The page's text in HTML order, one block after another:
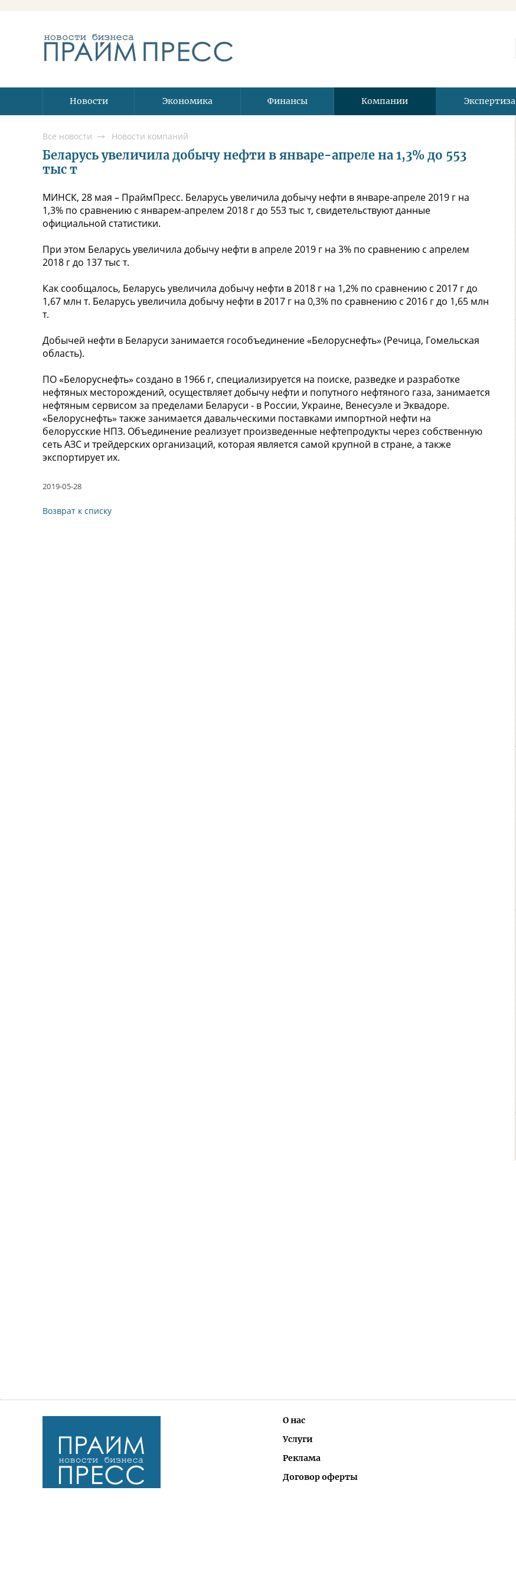
Новости Экономика Финансы Компании Экспертиза
Все новости Новости компаний
Беларусь увеличила добычу нефти в январе-апреле на 1,3% до 553
тыс т
МИНСК, 28 мая – ПраймПресс. Беларусь увеличила добычу нефти в январе-апреле 2019 г на
1,3% по сравнению с январем-апрелем 2018 г до 553 тыс т, свидетельствуют данные
официальной статистики.
При этом Беларусь увеличила добычу нефти в апреле 2019 г на 3% по сравнению с апрелем
2018 г до 137 тыс т.
Как сообщалось, Беларусь увеличила добычу нефти в 2018 г на 1,2% по сравнению с 2017 г до
1,67 млн т. Беларусь увеличила добычу нефти в 2017 г на 0,3% по сравнению с 2016 г до 1,65 млн
т.
Добычей нефти в Беларуси занимается гособъединение «Белоруснефть» (Речица, Гомельская
область).
ПО «Белоруснефть» создано в 1966 г, специализируется на поиске, разведке и разработке
нефтяных месторождений, осуществляет добычу нефти и попутного нефтяного газа, занимается
нефтяным сервисом за пределами Беларуси - в России, Украине, Венесуэле и Эквадоре.
«Белоруснефть» также занимается давальческими поставками импортной нефти на
белорусские НПЗ. Объединение реализует произведенные нефтепродукты через собственную
сеть АЗС и трейдерских организаций, которая является самой крупной в стране, а также
экспортирует их.
2019-05-28
Возврат к списку
О нас
Услуги
Реклама
Договор оферты